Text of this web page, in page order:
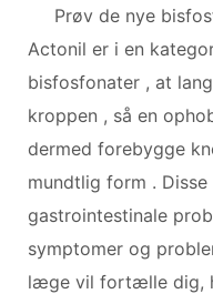
Prøv de nye
Actonil er i en
bisfosfonater , at
kroppen , så en
dermed forebygge
mundtlig form .
gastrointestinale
symptomer og
læge vil fortælle dig,